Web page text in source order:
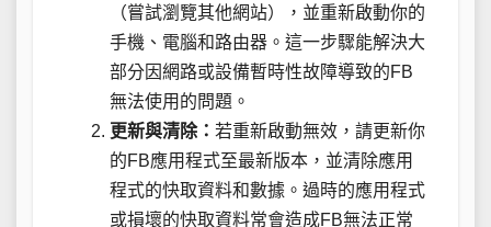
（嘗試瀏覽其他網站），並重新啟動你的
手機、電腦和路由器。這一步驟能解決大
部分因網路或設備暫時性故障導致的FB
無法使用的問題。
更新與清除： 若重新啟動無效，請更新你
的FB應用程式至最新版本，並清除應用
程式的快取資料和數據。過時的應用程式
或損壞的快取資料常會造成FB無法正常